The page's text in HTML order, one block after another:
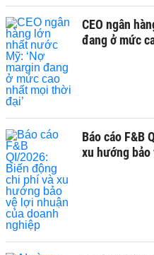
CEO ngân
đang ở mức
Báo cáo F&B
xu hướng